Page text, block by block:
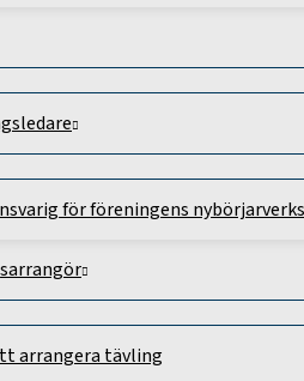
för föreningens
arrangera tävling